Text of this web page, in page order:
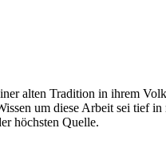
alten Tradition in ihrem
um diese Arbeit sei tief
höchsten Quelle.